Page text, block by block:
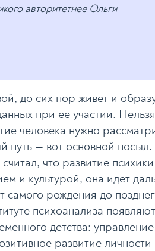
авторитетнее Ольги
до сих пор живет и
при ее участии. Нельзя
человека нужно
— вот основной посыл.
что развитие
и культурой, она идет
самого рождения до
психоанализа
детства: управление
развитие личности